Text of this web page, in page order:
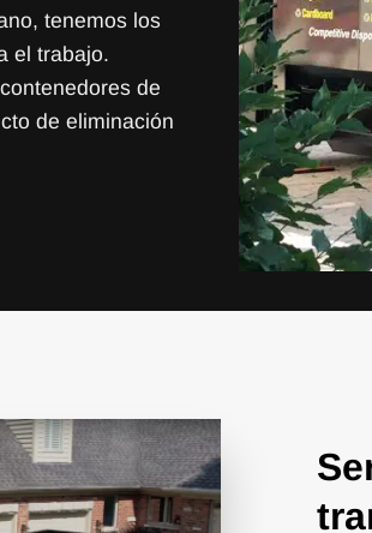
tenemos los
el trabajo.
de
de eliminación